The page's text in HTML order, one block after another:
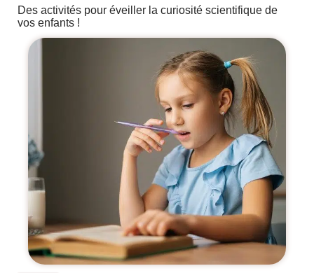
Des activités pour éveiller la curiosité scientifique de
vos enfants !